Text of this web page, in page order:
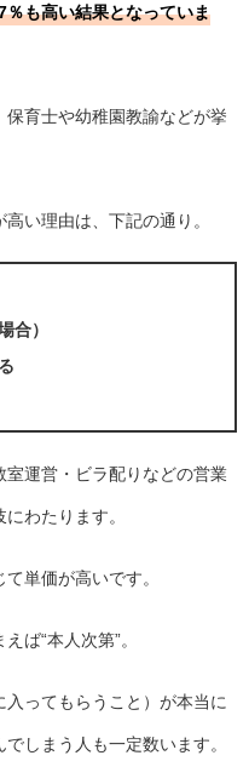
も高い結果となっていま
育士や幼稚園教諭などが挙
い理由は、下記の通り。
合）
運営・ビラ配りなどの営業
わたります。
単価が高いです。
ば“本人次第”。
ってもらうこと）が本当に
しまう人も一定数います。